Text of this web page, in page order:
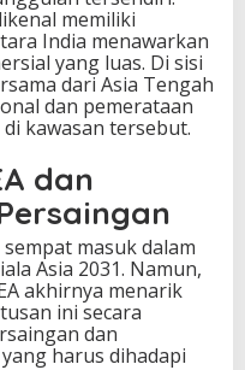
memiliki
India menawarkan
yang luas. Di sisi
dari Asia Tengah
dan pemerataan
kawasan tersebut.
dan
masuk dalam
Asia 2031. Namun,
akhirnya menarik
ini secara
dan
harus dihadapi